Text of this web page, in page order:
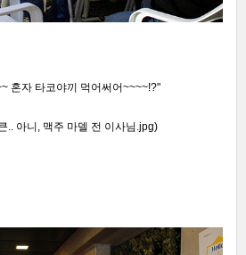
혼자 타코야끼 먹어써어~~~~!?"
.. 아니, 맥주 마델 전 이사님.jpg)